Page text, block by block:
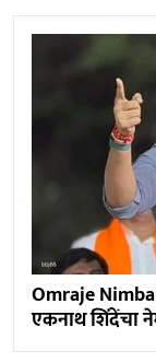
Omraje
एकनाथ शिंदेंचा